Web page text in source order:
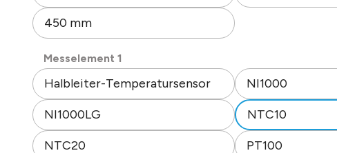
450 mm
Messelement 1
Halbleiter-Temperatursensor NI1000
NI1000LG NTC10
NTC20 PT100